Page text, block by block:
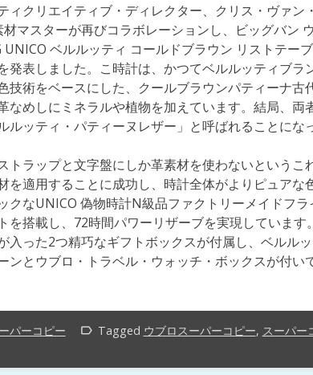
ィクリエイティブ・ディレクター、クリス・ヴァン
材マスターが再びコラボレーションし、ビッグバン
UNICO ベルルッティ コールドブラウン リストテー
発表しました。こ時計は、かつてベルルッティブラ
技術をベースにした、クールブラウンパティーナ古
なめしにミネラルや植物を加えています。結局、両
ルッティ・パティーヌレザー」と呼ばれることになっ
トラップと文字盤にしか革素材を使わないというこ
を適用することに成功し、時計全体がよりピュアな
クなUNICO 偽物時計N級品ファクトリーメイドフラ
を搭載し、72時間パワーリザーブを実現しています
入った2つ精巧なギフトボックスが付属し、ベルル
ンとウブロ・トラベル・ウォッチ・ボックスが付い
パーコピー label_outline Tagged ウブロスーパーコピー, スーパー